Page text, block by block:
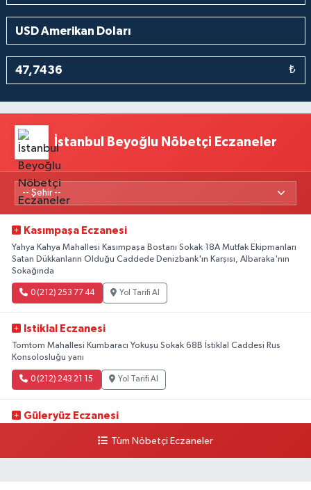
₺
İstanbul Beyoğlu Nöbetçi Eczaneler
Kasımpaşa Eczanesi
Yahya Kahya Mahallesi Kasımpaşa Bostanı Sokak 18A Mutfak Ekipmanları
Satan Dükkanların Olduğu Caddede Denizbank'ın Karşısı, Albaraka'nın
Sokağında
0 (212) 253 77 44 Yol Tarifi Al
Istiklal Eczanesi
Tomtom Mahallesi Kumbaracı Yokuşu Sokak 68B İstiklal Caddesi Rus
Konsolosluğu yanı
0 (212) 243 21 15 Yol Tarifi Al
Güleryüz Eczanesi
kalaycıbahçe Meydana DoğruTüm Nöbetçi Eczaneler